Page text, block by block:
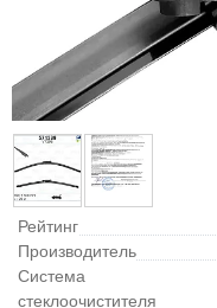
Рейтинг
Производитель
Система
стеклоочистителя